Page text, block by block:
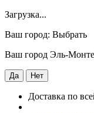
Загрузка...
Ваш город: Выбрать
Ваш город Эль-
Да Нет
Доставка по